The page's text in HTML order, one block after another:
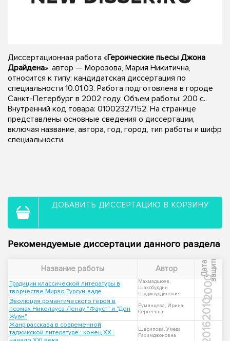
Диссертационная работа «Героические пьесы Джона
Драйдена», автор — Морозова, Мария Никитична,
относится к типу: кандидатская диссертация по
специальности 10.01.03. Работа подготовлена в городе
Санкт-Петербург в 2002 году. Объем работы: 200 с..
Внутренний код товара: 01002327152. На странице
представлены основные сведения о диссертации,
включая название, автора, год, город, тип работы и шифр
специальности.
ДОБАВИТЬ ДИССЕРТАЦИЮ В КОРЗИНУ
Рекомендуемые диссертации данного раздела
Название работы Автор Д
а
т
а
з
а
щ
и
ты
Традиции классической литературы в
творчестве Мирзо Турсун-заде
Махмадшоев,
Шахобуддин
Шуджоуддинович
2000
Эволюция романтического героя в
поэмах Николауса Ленау "Фауст" и "Дон
Жуан"
Румянцева, Ирина
Сергеевна
2010
Жанр рассказа в современной
таджикской литературе : конец XX -
Шарипова, Умеда
Рахимджоновна
2016